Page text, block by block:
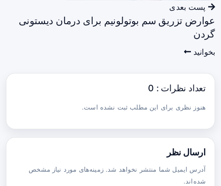
پست بعدی
عوارض تزریق سم بوتولونیم برای درمان دیستونی
گردن
بخوانید
تعداد نظرات : 0
هنوز نظری برای این مطلب ثبت نشده است.
ارسال نظر
آدرس ایمیل شما منتشر نخواهد شد. زمینه‌های مورد نیاز مشخص
شده‌اند.